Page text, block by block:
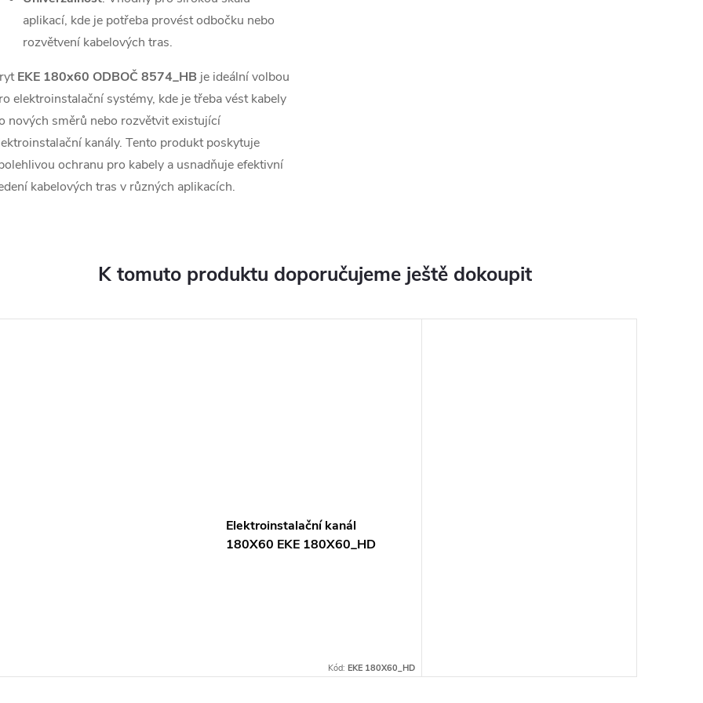
aplikací, kde je potřeba provést odbočku nebo
rozvětvení kabelových tras.
EKE 180x60 ODBOČ 8574_HB je ideální volbou
elektroinstalační systémy, kde je třeba vést kabely
nových směrů nebo rozvětvit existující
kanály. Tento produkt poskytuje
ochranu pro kabely a usnadňuje efektivní
kabelových tras v různých aplikacích.
K tomuto produktu doporučujeme ještě dokoupit
Elektroinstalační kanál
180X60 EKE 180X60_HD
Kód: EKE 180X60_HD